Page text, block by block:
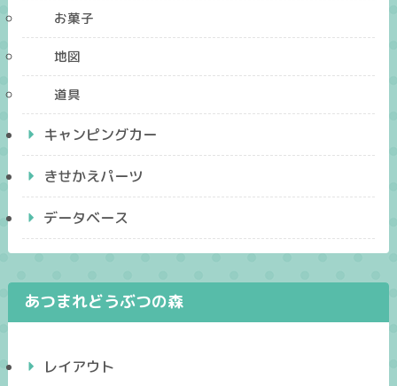
お菓子
地図
道具
キャンピングカー
きせかえパーツ
データベース
あつまれどうぶつの森
レイアウト